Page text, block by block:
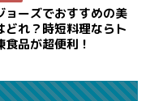
ョーズでおすすめの美
どれ？時短料理ならト
品が超便利！